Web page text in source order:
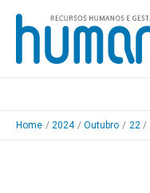
Skip
content
Home 2024 Outubro 22